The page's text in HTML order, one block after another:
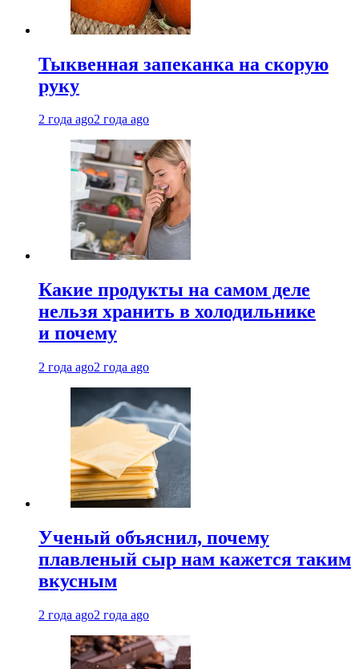
Тыквенная запеканка на скорую
руку
2 года ago2 года ago
Какие продукты на самом деле
нельзя хранить в холодильнике
и почему
2 года ago2 года ago
Ученый объяснил, почему
плавленый сыр нам кажется таким
вкусным
2 года ago2 года ago